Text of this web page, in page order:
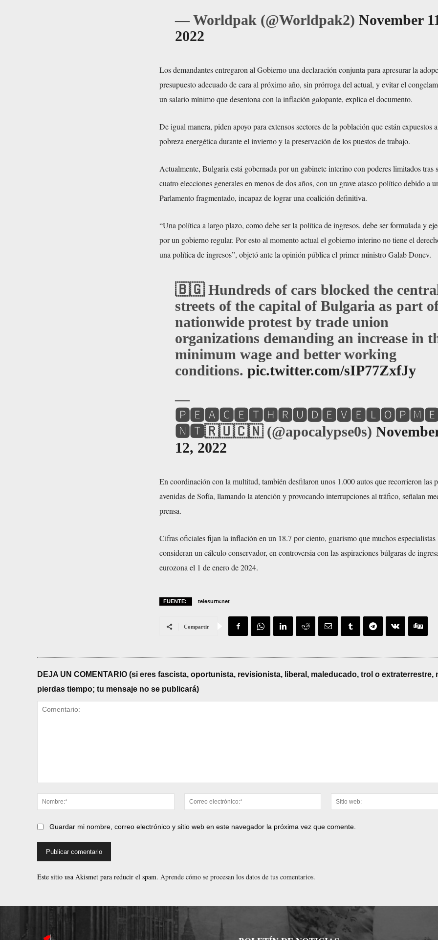
— Worldpak (@Worldpak2) November
2022
Los demandantes entregaron al Gobierno una declaración conjunta para apresurar la
presupuesto adecuado de cara al próximo año, sin prórroga del actual, y evitar el
un salario mínimo que desentona con la inflación galopante, explica el documento.
De igual manera, piden apoyo para extensos sectores de la población que están expuestos
pobreza energética durante el invierno y la preservación de los puestos de trabajo.
Actualmente, Bulgaria está gobernada por un gabinete interino con poderes limitados tras
cuatro elecciones generales en menos de dos años, con un grave atasco político debido a
Parlamento fragmentado, incapaz de lograr una coalición definitiva.
“Una política a largo plazo, como debe ser la política de ingresos, debe ser formulada y
por un gobierno regular. Por esto al momento actual el gobierno interino no tiene el
una política de ingresos”, objetó ante la opinión pública el primer ministro Galab Donev.
🇧🇬 Hundreds of cars blocked the
streets of the capital of Bulgaria as part
nationwide protest by trade union
organizations demanding an increase in
minimum wage and better working
conditions. pic.twitter.com/sIP77ZxfJy
—
🅽🆃🇷🇺🇨🇳 (@apocalypse0s)
12, 2022
En coordinación con la multitud, también desfilaron unos 1.000 autos que recorrieron las
avenidas de Sofía, llamando la atención y provocando interrupciones al tráfico, señalan
prensa.
Cifras oficiales fijan la inflación en un 18.7 por ciento, guarismo que muchos especialistas
consideran un cálculo conservador, en controversia con las aspiraciones búlgaras de
eurozona el 1 de enero de 2024.
FUENTE: telesurtv.net
Compartir
DEJA UN COMENTARIO (si eres fascista, oportunista, revisionista, liberal, maleducado, trol o extraterrestre,
pierdas tiempo; tu mensaje no se publicará)
Nombre:*
Correo
electrónico:*
Guardar mi nombre, correo electrónico y sitio web en este navegador la próxima vez que comente.
Este sitio usa Akismet para reducir el spam. Aprende cómo se procesan los datos de tus comentarios.